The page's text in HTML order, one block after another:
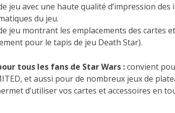
jeu avec une haute qualité d’impression
du jeu.
jeu montrant les emplacements des cartes
pour le tapis de jeu Death Star).
tous les fans de Star Wars :convient
et aussi pour de nombreux jeux de
d’utiliser vos cartes et accessoires en